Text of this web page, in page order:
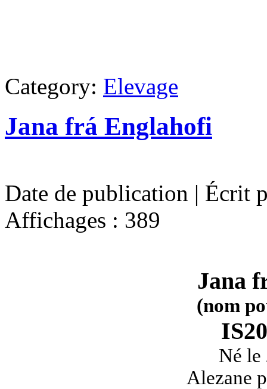
Category: Elevage
Jana frá Englahofi
Date de publication | Écrit
Affichages : 389
Jana
(nom
Né le
Alezane